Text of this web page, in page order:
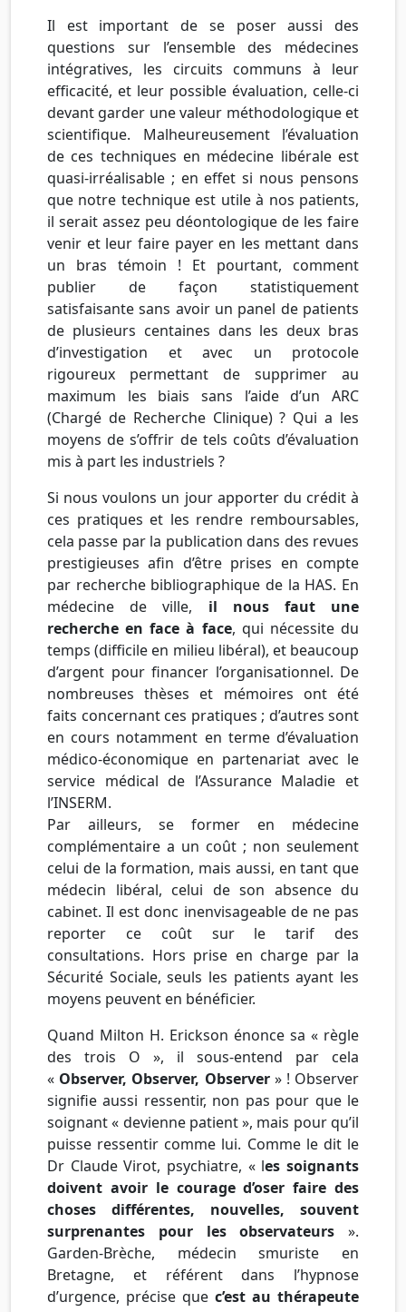
Il est important de se poser aussi des
questions sur l’ensemble des médecines
intégratives, les circuits communs à leur
efficacité, et leur possible évaluation, celle-ci
devant garder une valeur méthodologique et
scientifique. Malheureusement l’évaluation
de ces techniques en médecine libérale est
quasi-irréalisable ; en effet si nous pensons
que notre technique est utile à nos patients,
il serait assez peu déontologique de les faire
venir et leur faire payer en les mettant dans
un bras témoin ! Et pourtant, comment
publier de façon statistiquement
satisfaisante sans avoir un panel de patients
de plusieurs centaines dans les deux bras
d’investigation et avec un protocole
rigoureux permettant de supprimer au
maximum les biais sans l’aide d’un ARC
(Chargé de Recherche Clinique) ? Qui a les
moyens de s’offrir de tels coûts d’évaluation
mis à part les industriels ?
Si nous voulons un jour apporter du crédit à
ces pratiques et les rendre remboursables,
cela passe par la publication dans des revues
prestigieuses afin d’être prises en compte
par recherche bibliographique de la HAS. En
médecine de ville, il nous faut une
recherche en face à face, qui nécessite du
temps (difficile en milieu libéral), et beaucoup
d’argent pour financer l’organisationnel. De
nombreuses thèses et mémoires ont été
faits concernant ces pratiques ; d’autres sont
en cours notamment en terme d’évaluation
médico-économique en partenariat avec le
service médical de l’Assurance Maladie et
l’INSERM.
Par ailleurs, se former en médecine
complémentaire a un coût ; non seulement
celui de la formation, mais aussi, en tant que
médecin libéral, celui de son absence du
cabinet. Il est donc inenvisageable de ne pas
reporter ce coût sur le tarif des
consultations. Hors prise en charge par la
Sécurité Sociale, seuls les patients ayant les
moyens peuvent en bénéficier.
Quand Milton H. Erickson énonce sa « règle
des trois O », il sous-entend par cela
« Observer, Observer, Observer» ! Observer
signifie aussi ressentir, non pas pour que le
soignant « devienne patient », mais pour qu’il
puisse ressentir comme lui. Comme le dit le
Dr Claude Virot, psychiatre, « les soignants
doivent avoir le courage d’oser faire des
choses différentes, nouvelles, souvent
surprenantes pour les observateurs ».
Garden-Brèche, médecin smuriste en
Bretagne, et référent dans l’hypnose
d’urgence, précise que c’est au thérapeute